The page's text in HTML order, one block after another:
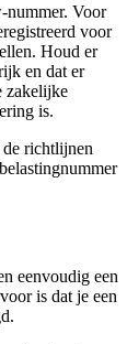
nummer. Voor
voor
Houd er
en dat er
zakelijke
is.
richtlijnen
eenvoudig een
is dat je een